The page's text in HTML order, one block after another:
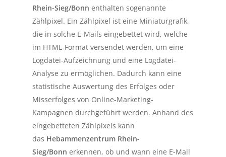
Rhein-Sieg/Bonn enthalten sogenannte
Zählpixel. Ein Zählpixel ist eine Miniaturgrafik,
die in solche E-Mails eingebettet wird, welche
im HTML-Format versendet werden, um eine
Logdatei-Aufzeichnung und eine Logdatei-
Analyse zu ermöglichen. Dadurch kann eine
statistische Auswertung des Erfolges oder
Misserfolges von Online-Marketing-
Kampagnen durchgeführt werden. Anhand des
eingebetteten Zählpixels kann
das Hebammenzentrum Rhein-
Sieg/Bonn erkennen, ob und wann eine E-Mail